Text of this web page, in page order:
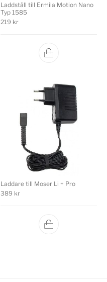
Laddställ till Ermila Motion Nano
Typ 1585
219 kr
Laddare till Moser Li + Pro
389 kr